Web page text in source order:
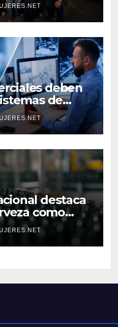
LA FORMA
deben
de
el
visitantes por
Mes
destaca
como